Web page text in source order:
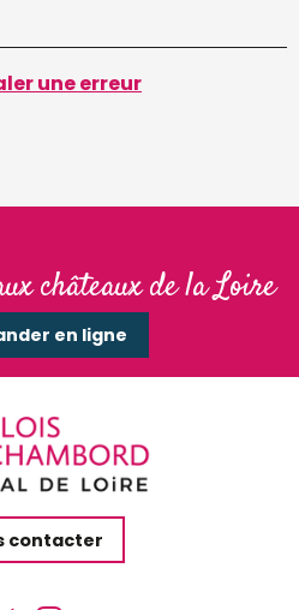
une erreur
châteaux de la Loire
en ligne
contacter